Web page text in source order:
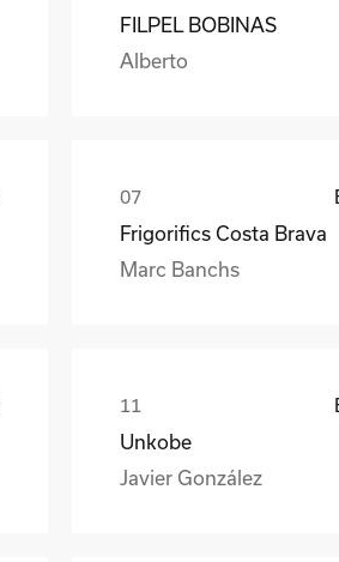
FILPEL BOBINAS
Alberto
Frigorifics Costa Brava
Marc Banchs
Unkobe
Javier González